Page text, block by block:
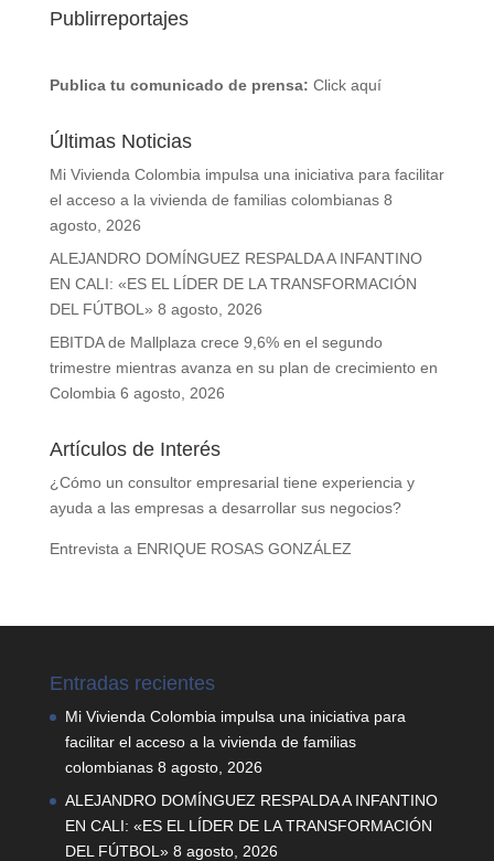
Publirreportajes
Publica tu comunicado de prensa: Click aquí
Últimas Noticias
Mi Vivienda Colombia impulsa una iniciativa para facilitar
el acceso a la vivienda de familias colombianas 8
agosto, 2026
ALEJANDRO DOMÍNGUEZ RESPALDA A INFANTINO
EN CALI: «ES EL LÍDER DE LA TRANSFORMACIÓN
DEL FÚTBOL» 8 agosto, 2026
EBITDA de Mallplaza crece 9,6% en el segundo
trimestre mientras avanza en su plan de crecimiento en
Colombia 6 agosto, 2026
Artículos de Interés
¿Cómo un consultor empresarial tiene experiencia y
ayuda a las empresas a desarrollar sus negocios?
Entrevista a ENRIQUE ROSAS GONZÁLEZ
Entradas recientes
Mi Vivienda Colombia impulsa una iniciativa para
facilitar el acceso a la vivienda de familias
colombianas 8 agosto, 2026
ALEJANDRO DOMÍNGUEZ RESPALDA A INFANTINO
EN CALI: «ES EL LÍDER DE LA TRANSFORMACIÓN
DEL FÚTBOL» 8 agosto, 2026